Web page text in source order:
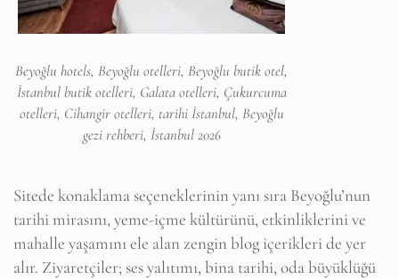
Beyoğlu hotels, Beyoğlu otelleri, Beyoğlu butik otel,
İstanbul butik otelleri, Galata otelleri, Çukurcuma
otelleri, Cihangir otelleri, tarihi İstanbul, Beyoğlu
gezi rehberi, İstanbul 2026
Sitede konaklama seçeneklerinin yanı sıra Beyoğlu’nun
tarihi mirasını, yeme-içme kültürünü, etkinliklerini ve
mahalle yaşamını ele alan zengin blog içerikleri de yer
alır. Ziyaretçiler; ses yalıtımı, bina tarihi, oda büyüklüğü